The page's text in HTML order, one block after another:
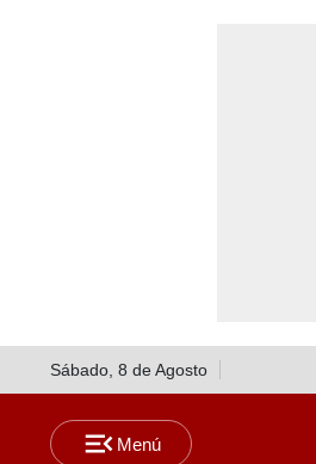
Sábado, 8 de Agosto